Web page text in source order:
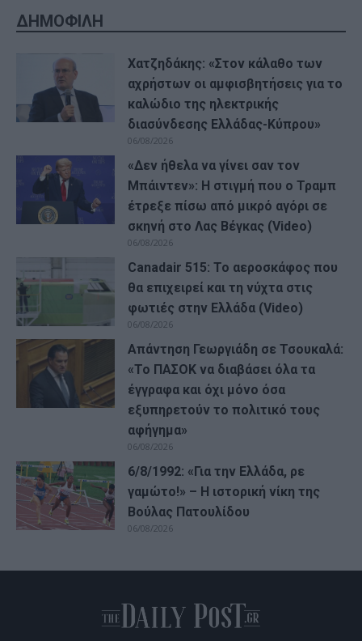
ΔΗΜΟΦΙΛΗ
Χατζηδάκης: «Στον κάλαθο των
αχρήστων οι αμφισβητήσεις για το
καλώδιο της ηλεκτρικής
διασύνδεσης Ελλάδας-Κύπρου»
06/08/2026
«Δεν ήθελα να γίνει σαν τον
Μπάιντεν»: Η στιγμή που ο Τραμπ
έτρεξε πίσω από μικρό αγόρι σε
σκηνή στο Λας Βέγκας (Video)
06/08/2026
Canadair 515: Το αεροσκάφος που
θα επιχειρεί και τη νύχτα στις
φωτιές στην Ελλάδα (Video)
06/08/2026
Απάντηση Γεωργιάδη σε Τσουκαλά:
«Το ΠΑΣΟΚ να διαβάσει όλα τα
έγγραφα και όχι μόνο όσα
εξυπηρετούν το πολιτικό τους
αφήγημα»
06/08/2026
6/8/1992: «Για την Ελλάδα, ρε
γαμώτο!» – Η ιστορική νίκη της
Βούλας Πατουλίδου
06/08/2026